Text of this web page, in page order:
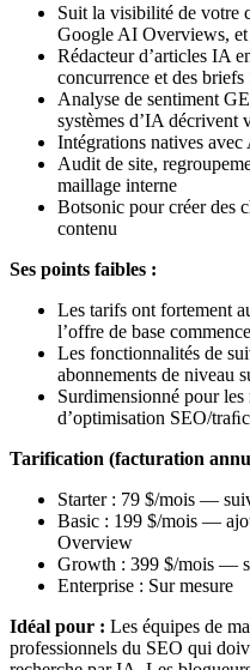
Suit la visibilité de votre
Google AI Overviews, et
Rédacteur d’articles IA
concurrence et des briefs
Analyse de sentiment
systèmes d’IA décrivent
Intégrations natives
Audit de site,
maillage interne
Botsonic pour créer des
contenu
Ses points faibles :
Les tarifs ont fortement
l’offre de base
Les fonctionnalités de
abonnements de niveau
Surdimensionné pour les
d’optimisation SEO/traﬁc
Tarification (facturation
Starter : 79 $/mois —
Basic : 199 $/mois —
Overview
Growth : 399 $/mois —
Enterprise : Sur mesure
Idéal pour : Les équipes de
professionnels du SEO qui